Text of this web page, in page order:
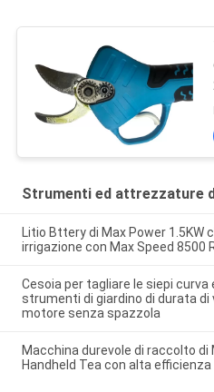
Strumenti ed attrezzature
Litio Bttery di Max Power 1.5KW
irrigazione con Max Speed 8500
Cesoia per tagliare le siepi
strumenti di giardino di durata di
motore senza spazzola
Macchina durevole di raccolto
Handheld Tea con alta efficienza